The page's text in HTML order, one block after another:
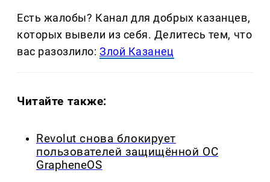
Есть жалобы? Канал для добрых казанцев,
которых вывели из себя. Делитеcь тем, что
вас разозлило:Злой Казанец
Читайте также:
Revolut снова блокирует
пользователей защищённой ОС
GrapheneOS